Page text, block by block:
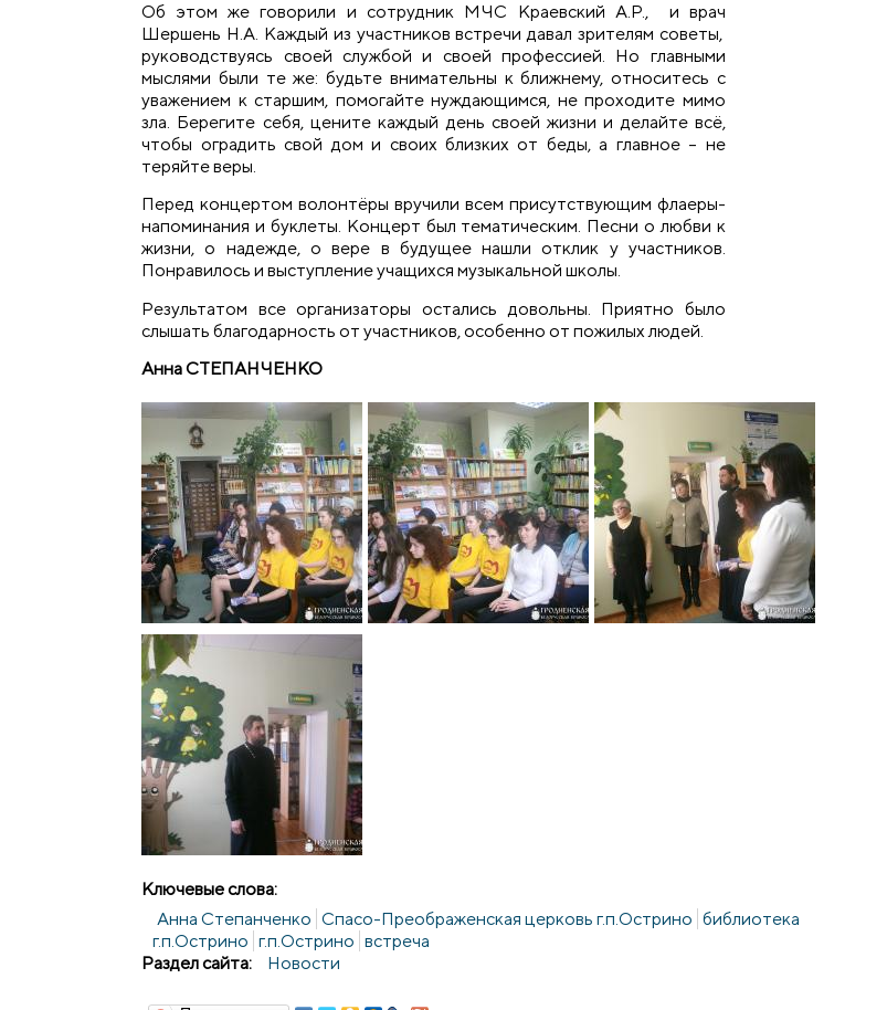
Об этом же говорили и сотрудник МЧС Краевский А.Р., и врач
Шершень Н.А. Каждый из участников встречи давал зрителям советы,
руководствуясь своей службой и своей профессией. Но главными
мыслями были те же: будьте внимательны к ближнему, относитесь с
уважением к старшим, помогайте нуждающимся, не проходите мимо
зла. Берегите себя, цените каждый день своей жизни и делайте всё,
чтобы оградить свой дом и своих близких от беды, а главное – не
теряйте веры.
Перед концертом волонтёры вручили всем присутствующим флаеры-
напоминания и буклеты. Концерт был тематическим. Песни о любви к
жизни, о надежде, о вере в будущее нашли отклик у участников.
Понравилось и выступление учащихся музыкальной школы.
Результатом все организаторы остались довольны. Приятно было
слышать благодарность от участников, особенно от пожилых людей.
Анна СТЕПАНЧЕНКО
Ключевые слова:
Анна Степанченко Спасо-Преображенская церковь г.п.Острино библиотека
г.п.Острино г.п.Острино встреча
Раздел сайта:
Новости